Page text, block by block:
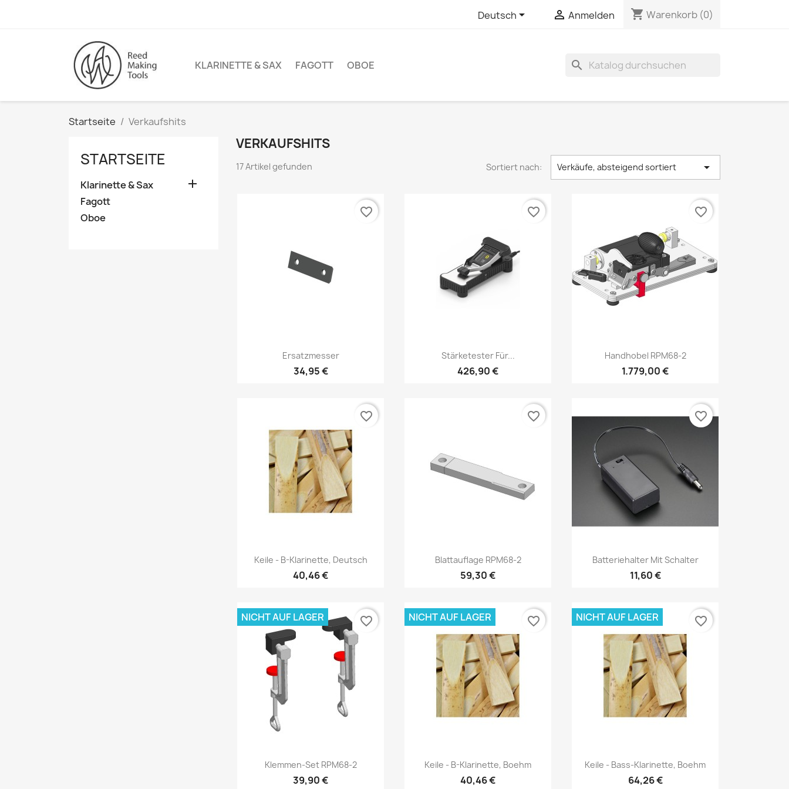
Deutsch  Anmelden shopping_cart Warenkorb (0)
KLARINETTE & SAX FAGOTT OBOE search
Startseite Verkaufshits
STARTSEITE
Klarinette & Sax 
Fagott
Oboe
VERKAUFSHITS
17 Artikel gefunden Sortiert nach: Verkäufe, absteigend sortiert 
Vorschau
Ersatzmesser
34,95 €
favorite_border
Vorschau
Stärketester Für...
426,90 €
favorite_border
Vorschau
Handhobel RPM68-2
1.779,00 €
favorite_border
Vorschau
Keile - B-Klarinette, Deutsch
40,46 €
favorite_border
Vorschau
Blattauflage RPM68-2
59,30 €
favorite_border
Vorschau
Batteriehalter Mit Schalter
11,60 €
favorite_border
Vorschau
Klemmen-Set RPM68-2
39,90 €
NICHT AUF LAGER favorite_border
Vorschau
Keile - B-Klarinette, Boehm
40,46 €
NICHT AUF LAGER favorite_border
 Vorschau
Keile - Bass-Klarinette, Boehm
64,26 €
NICHT AUF LAGER favorite_border